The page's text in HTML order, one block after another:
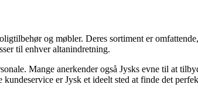
og møbler. Deres sortiment er
til enhver altanindretning.
Mange anerkender også Jysks evne til at
er Jysk et ideelt sted at finde det